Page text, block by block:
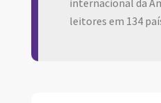
internacional da
leitores em 134